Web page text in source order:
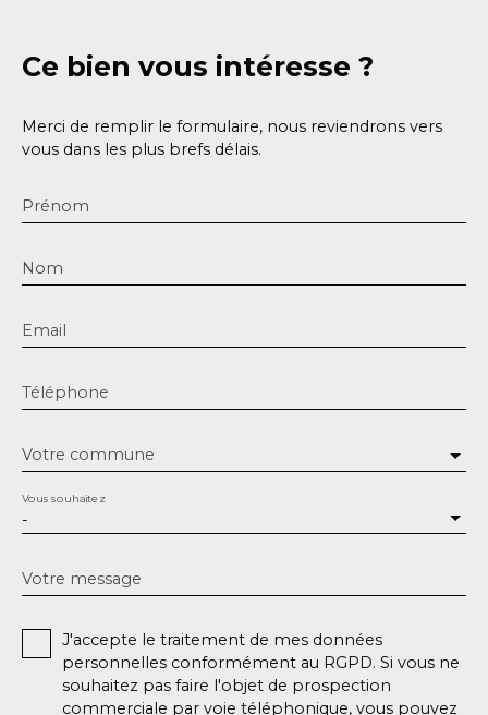
Ce bien vous intéresse ?
Merci de remplir le formulaire, nous reviendrons vers
vous dans les plus brefs délais.
Prénom
Nom
Email
Téléphone
Votre commune
-
Vous souhaitez
Votre message
J'accepte le traitement de mes données
personnelles conformément au RGPD. Si vous ne
souhaitez pas faire l'objet de prospection
commerciale par voie téléphonique, vous pouvez